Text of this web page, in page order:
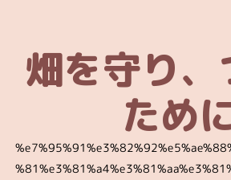
畑を守り、
ため